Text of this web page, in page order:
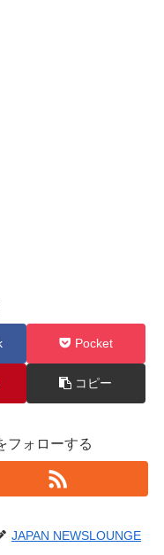
Pocket
コピー
フォローする
JAPAN NEWSLOUNGE